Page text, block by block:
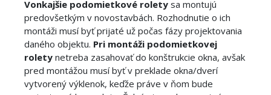
Vonkajšie podomietkové rolety sa montujú
predovšetkým v novostavbách. Rozhodnutie o ich
montáži musí byť prijaté už počas fázy projektovania
daného objektu. Pri montáži podomietkovej
rolety netreba zasahovať do konštrukcie okna, avšak
pred montážou musí byť v preklade okna/dverí
vytvorený výklenok, keďže práve v ňom bude